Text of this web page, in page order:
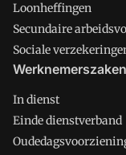
Loonheffingen
Secundaire
Sociale
Werknemerszaken
In dienst
Einde dienstverband